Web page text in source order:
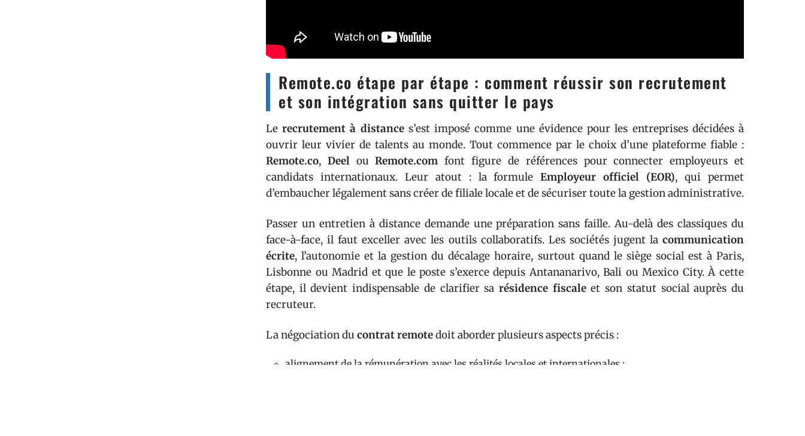
Remote.co étape par étape : comment réussir son recrutement
et son intégration sans quitter le pays
Lerecrutement à distances’est imposé comme une évidence pour les entreprises décidées à
ouvrir leur vivier de talents au monde. Tout commence par le choix d’une plateforme fiable :
Remote.co, DeelouRemote.com font figure de références pour connecter employeurs et
candidats internationaux. Leur atout : la formuleEmployeur officiel (EOR), qui permet
d’embaucher légalement sans créer de filiale locale et de sécuriser toute la gestion administrative.
Passer un entretien à distance demande une préparation sans faille. Au-delà des classiques du
face-à-face, il faut exceller avec les outils collaboratifs. Les sociétés jugent la communication
écrite, l’autonomie et la gestion du décalage horaire, surtout quand le siège social est à Paris,
Lisbonne ou Madrid et que le poste s’exerce depuis Antananarivo, Bali ou Mexico City. À cette
étape, il devient indispensable de clarifier sa résidence fiscaleet son statut social auprès du
recruteur.
La négociation du contrat remotedoit aborder plusieurs aspects précis :
alignement de la rémunération avec les réalités locales et internationales ;